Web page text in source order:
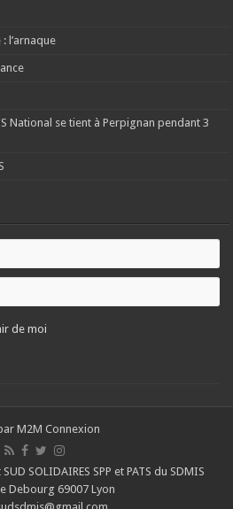
l’arnaque
National se tient à Perpignan pendant 3
de moi
M2M Connexion
SOLIDAIRES SPP et PATS du SDMIS
Debourg 69007 Lyon